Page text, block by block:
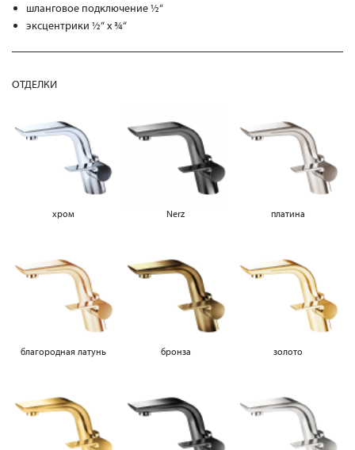
шланговое подключение ½“
эксцентрики ½“ х ¾“
ОТДЕЛКИ
хром Nerz платина
благородная латунь бронза золото